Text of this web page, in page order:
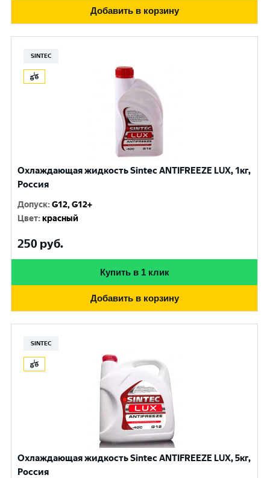
Добавить в корзину
SINTEC
Охлаждающая жидкость Sintec ANTIFREEZE LUX, 1кг,
Россия
Допуск:G12, G12+
Цвет:красный
250 руб.
Купить в 1 клик
Добавить в корзину
SINTEC
Охлаждающая жидкость Sintec ANTIFREEZE LUX, 5кг,
Россия